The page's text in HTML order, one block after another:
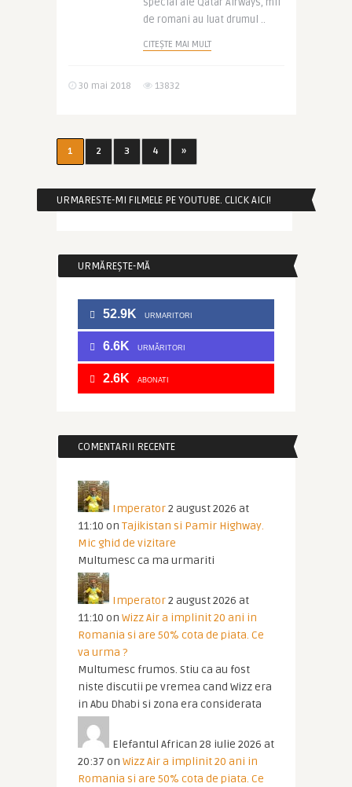
de romani au luat drumul ..
CITEȘTE MAI MULT
30 mai 2018 13832
1 2 3 4 »
URMARESTE-MI FILMELE PE YOUTUBE. CLICK AICI!
URMĂREȘTE-MĂ
52.9K URMARITORI
6.6K URMĂRITORI
2.6K ABONATI
COMENTARII RECENTE
Imperator2 august 2026 at
11:10 on Tajikistan si Pamir Highway.
Mic ghid de vizitare
Multumesc ca ma urmariti
Imperator2 august 2026 at
11:10 on Wizz Air a implinit 20 ani in
Romania si are 50% cota de piata. Ce
va urma ?
Multumesc frumos. Stiu ca au fost
niste discutii pe vremea cand Wizz era
in Abu Dhabi si zona era considerata
Elefantul African 28 iulie 2026 at
20:37 on Wizz Air a implinit 20 ani in
Romania si are 50% cota de piata. Ce